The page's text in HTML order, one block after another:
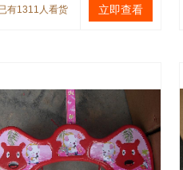
有1311人看货 立即查看